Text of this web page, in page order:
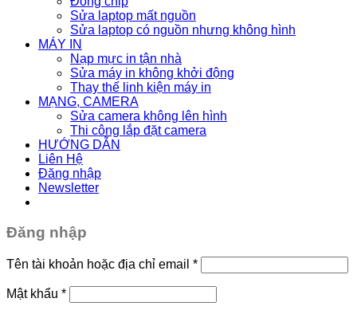
Sửa laptop mất nguồn
Sửa laptop có nguồn nhưng không hình
MÁY IN
Nạp mực in tận nhà
Sửa máy in không khởi động
Thay thế linh kiện máy in
MẠNG, CAMERA
Sửa camera không lên hình
Thi công lắp đặt camera
HƯỚNG DẪN
Liên Hệ
Đăng nhập
Newsletter
Đăng nhập
Tên tài khoản hoặc địa chỉ email *
Mật khẩu *